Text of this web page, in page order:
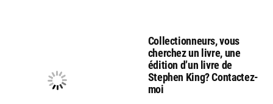
Collectionneurs, vous
cherchez un livre, une
édition d’un livre de
Stephen King? Contactez-
moi